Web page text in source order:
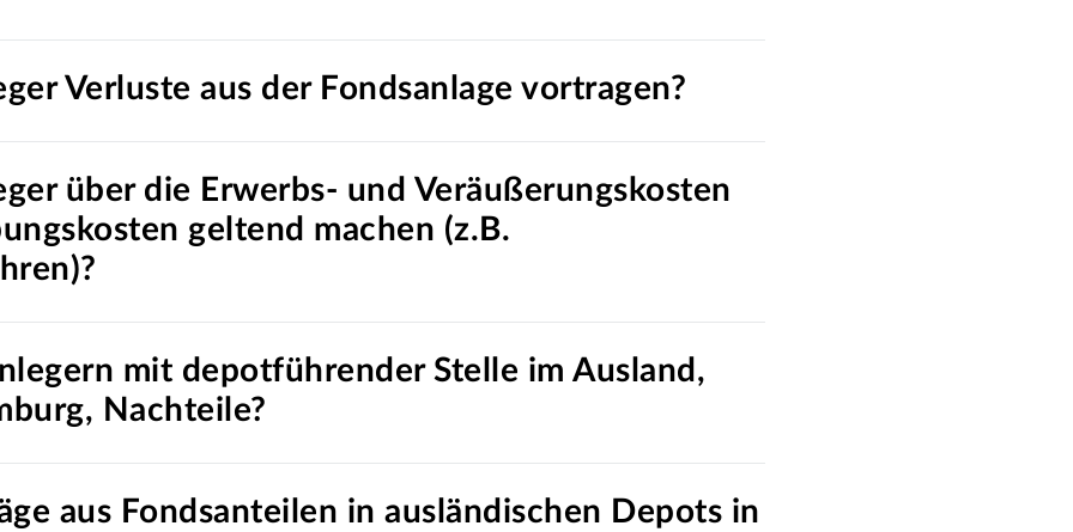
Verluste aus der Fondsanlage vortragen?
über die Erwerbs- und Veräußerungskosten
geltend machen (z.B.
mit depotführender Stelle im Ausland,
Nachteile?
aus Fondsanteilen in ausländischen Depots in